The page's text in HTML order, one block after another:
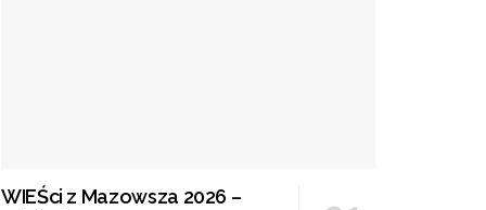
WIEŚci z Mazowsza 2026 –